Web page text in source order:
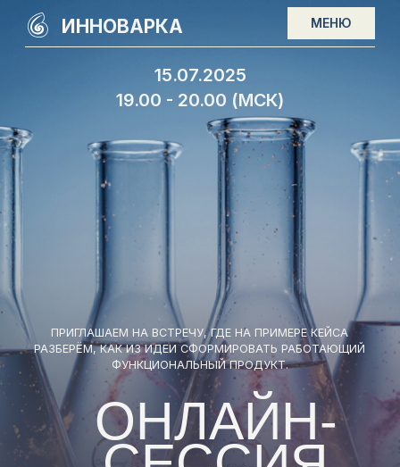
ОНЛАЙН-
СЕССИЯ
«КАК
ПРЕВРАЩАТЬ
ИДЕИ В
ПРОДУКТЫ: ОТ
ЗАРЕГИСТРИРОВАТЬСЯ
19.00 - 20.00 (МСК)
ПРИГЛАШАЕМ НА ВСТРЕЧУ, ГДЕ НА ПРИМЕРЕ КЕЙСА
РАЗБЕРЁМ, КАК ИЗ ИДЕИ СФОРМИРОВАТЬ РАБОТАЮЩИЙ
ФУНКЦИОНАЛЬНЫЙ ПРОДУКТ.
ИННОВАРКА